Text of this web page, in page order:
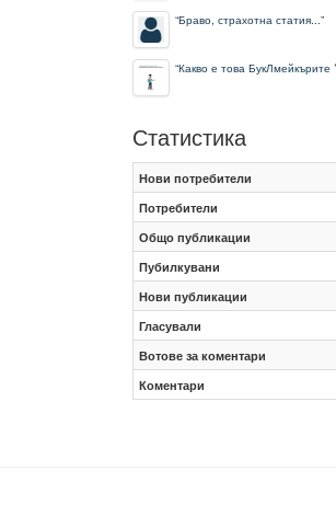
“Браво, страхотна статия...”
“Какво е това БукЛмейкърите
Статистика
Нови потребители
Потребители
Общо публикации
Пубилкувани
Нови публикации
Гласували
Вотове за коментари
Коментари